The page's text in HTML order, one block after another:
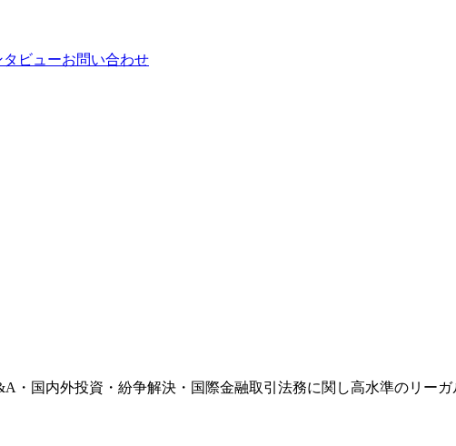
ビューお問い合わせ
・国内外投資・紛争解決・国際金融取引法務に関し高水準のリー